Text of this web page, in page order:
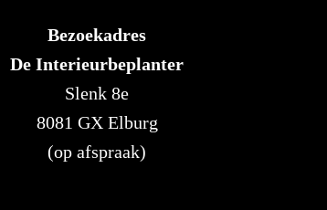
Bezoekadres
De Interieurbeplanter
Slenk 8e
8081 GX Elburg
(op afspraak)